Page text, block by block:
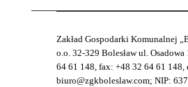
Zakład Gospodarki Komunalnej
o.o. 32-329 Bolesław ul.
64 61 148, fax: +48 32 64 61 148,
biuro@zgkboleslaw.com; NIP: